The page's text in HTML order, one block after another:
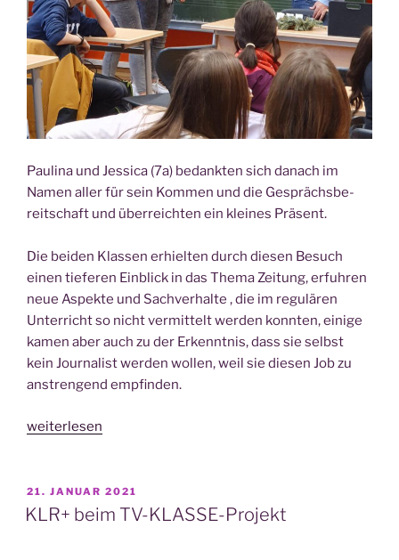
Pau­li­na und Jes­si­ca (7a) bedank­ten sich danach im
Namen aller für sein Kom­men und die Gesprächs­be­
reit­schaft und über­reich­ten ein klei­nes Prä­sent.
Die bei­den Klas­sen erhiel­ten durch die­sen Besuch
einen tie­fe­ren Ein­blick in das The­ma Zei­tung, erfuh­ren
neue Aspek­te und Sach­ver­hal­te , die im regu­lä­ren
Unter­richt so nicht ver­mit­telt wer­den konn­ten, eini­ge
kamen aber auch zu der Erkennt­nis, dass sie selbst
kein Jour­na­list wer­den wol­len, weil sie die­sen Job zu
anstren­gend emp­fin­den.
„Ein
des
Trie­
weiterlesen
VERÖFFENTLICHT
AM
21. JANUAR 2021
KLR+ beim TV-KLASSE-Projekt